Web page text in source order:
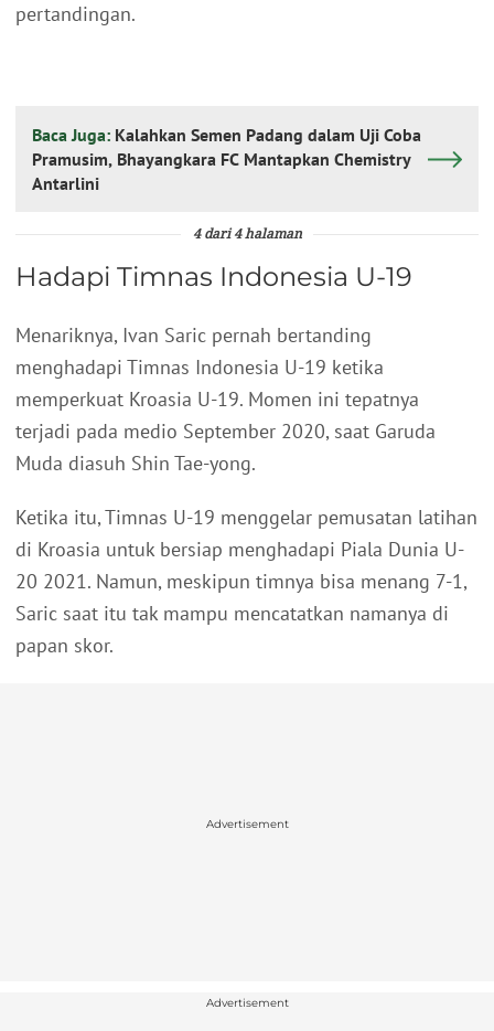
pertandingan.
Baca Juga: Kalahkan Semen Padang dalam Uji Coba
Pramusim, Bhayangkara FC Mantapkan Chemistry
Antarlini
4 dari 4 halaman
Hadapi Timnas Indonesia U-19
Menariknya, Ivan Saric pernah bertanding
menghadapi Timnas Indonesia U-19 ketika
memperkuat Kroasia U-19. Momen ini tepatnya
terjadi pada medio September 2020, saat Garuda
Muda diasuh Shin Tae-yong.
Ketika itu, Timnas U-19 menggelar pemusatan latihan
di Kroasia untuk bersiap menghadapi Piala Dunia U-
20 2021. Namun, meskipun timnya bisa menang 7-1,
Saric saat itu tak mampu mencatatkan namanya di
papan skor.
Advertisement
Advertisement